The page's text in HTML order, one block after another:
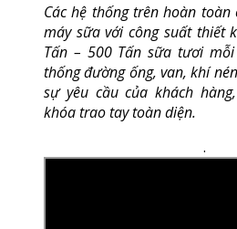
Các hệ thống trên hoàn
máy sữa với công suất thiết
Tấn – 500 Tấn sữa tươi
thống đường ống, van, khí
sự yêu cầu của khách
khóa trao tay toàn diện.
.